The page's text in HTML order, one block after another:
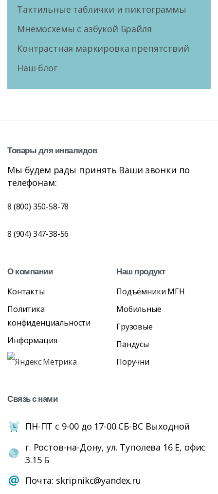
Тактильные таблички и пиктограммы
Мнемосхемы с азбукой Брайля
Контрастная маркировка препятствий
Наш блог
Товарыдля инвалидов
Мы будем рады принять Ваши звонки по
телефонам:
8 (800) 350-58-78
8 (904) 347-38-56
Окомпании
Контакты
Политика
конфиденциальности
Информация
Наш продукт
Подъёмники МГН
Мобильные
Грузовые
Пандусы
Поручни
Связьснами
ПН-ПТ с 9-00 до 17-00 СБ-ВС Выходной
г. Ростов-на-Дону, ул. Туполева 16 Е, офис
3.15 Б
Почта: skripnikc@yandex.ru